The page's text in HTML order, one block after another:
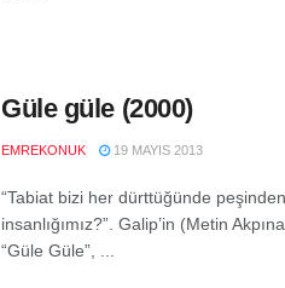
Güle güle (2000)
EMREKONUK 19 MAYIS 2013
“Tabiat bizi her dürttüğünde
insanlığımız?”. Galip’in (Metin
“Güle Güle”, ...